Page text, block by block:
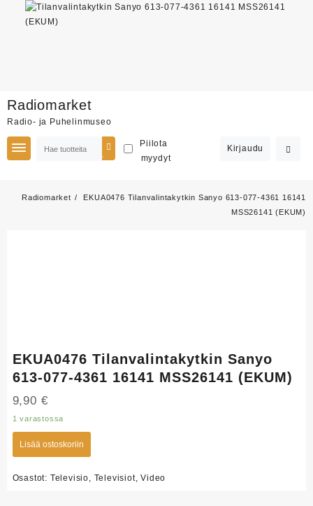
content
Radiomarket
Radio- ja Puhelinmuseo
Piilota
myydyt
Kirjaudu
Radiomarket
EKUA0476 Tilanvalintakytkin Sanyo 613-077-4361 16141
MSS26141 (EKUM)
EKUA0476 Tilanvalintakytkin Sanyo
613-077-4361 16141 MSS26141 (EKUM)
9,90 €
1 varastossa
Lisää ostoskoriin
Osastot: Televisio Televisiot,Video